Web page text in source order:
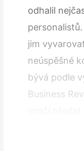
odhalil
jim
neúspěšné
bývá podle
Business